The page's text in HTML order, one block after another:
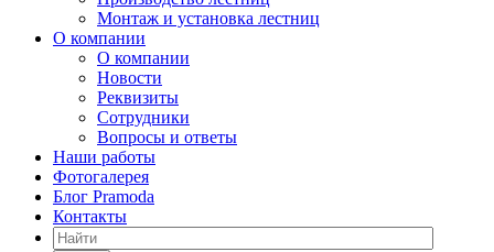
Монтаж и установка лестниц
О компании
О компании
Новости
Реквизиты
Сотрудники
Вопросы и ответы
Наши работы
Фотогалерея
Блог Pramoda
Контакты